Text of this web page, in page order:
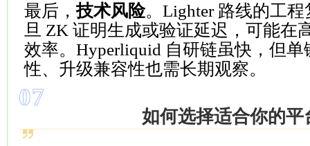
最后，技术风险。Lighter 路线的工
旦 ZK 证明生成或验证延迟，可能在
效率。Hyperliquid 自研链虽快，但单
性、升级兼容性也需长期观察。
07
如何选择适合你的平